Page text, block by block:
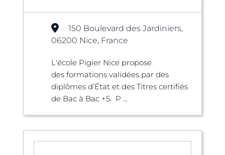
150 Boulevard des Jardiniers,
06200 Nice, France
L'école Pigier Nice propose
des formations validées par des
diplômes d’État et des Titres certifiés
de Bac à Bac +5. P ...